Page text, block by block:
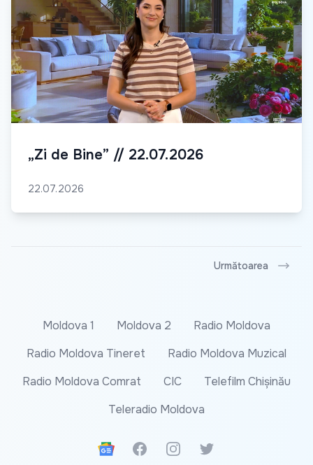
„Zi de Bine” // 22.07.2026
22.07.2026
Următoarea
Moldova 1 Moldova 2
Radio Moldova
Radio Moldova Tineret
Radio Moldova Muzical
Radio Moldova Comrat
CIC
Telefilm Chișinău
Teleradio Moldova
Google News
FacebookInstagramTwitter